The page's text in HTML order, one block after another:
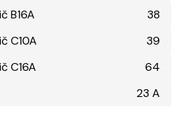
B16A
38
C10A
39
C16A
64
23 A